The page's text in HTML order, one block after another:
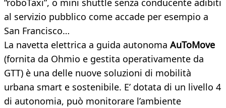
“roboTaxi”, o mini shuttle senza conducente adibiti
al servizio pubblico come accade per esempio a
San Francisco…
La navetta elettrica a guida autonoma AuToMove
(fornita da Ohmio e gestita operativamente da
GTT) è una delle nuove soluzioni di mobilità
urbana smart e sostenibile. E’ dotata di un livello 4
di autonomia, può monitorare l’ambiente